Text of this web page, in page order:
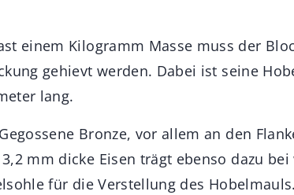
einem Kilogramm Masse muss der
gehievt werden. Dabei ist seine
lang.
Bronze, vor allem an den
mm dicke Eisen trägt ebenso dazu
für die Verstellung des